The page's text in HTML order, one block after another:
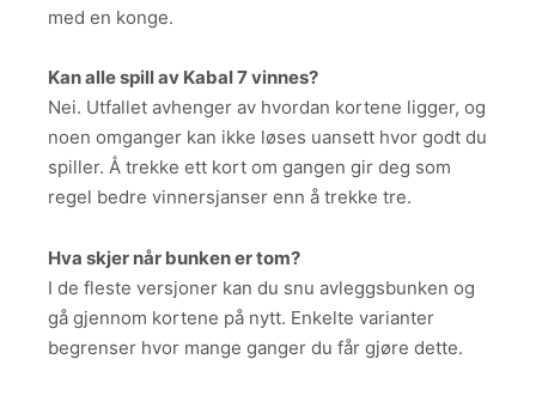
med en konge.
Kan alle spill av Kabal 7 vinnes?
Nei. Utfallet avhenger av hvordan kortene ligger, og
noen omganger kan ikke løses uansett hvor godt du
spiller. Å trekke ett kort om gangen gir deg som
regel bedre vinnersjanser enn å trekke tre.
Hva skjer når bunken er tom?
I de fleste versjoner kan du snu avleggsbunken og
gå gjennom kortene på nytt. Enkelte varianter
begrenser hvor mange ganger du får gjøre dette.